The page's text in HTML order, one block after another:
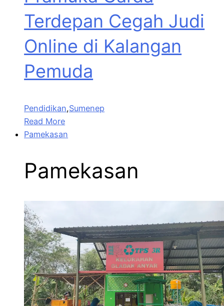
Terdepan Cegah Judi
Online di Kalangan
Pemuda
Pendidikan,Sumenep
Read More
Pamekasan
Pamekasan